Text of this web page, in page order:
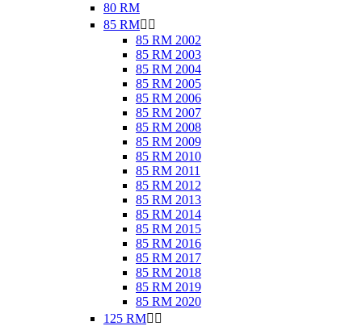
80 RM
85 RM 
85 RM 2002
85 RM 2003
85 RM 2004
85 RM 2005
85 RM 2006
85 RM 2007
85 RM 2008
85 RM 2009
85 RM 2010
85 RM 2011
85 RM 2012
85 RM 2013
85 RM 2014
85 RM 2015
85 RM 2016
85 RM 2017
85 RM 2018
85 RM 2019
85 RM 2020
125 RM 